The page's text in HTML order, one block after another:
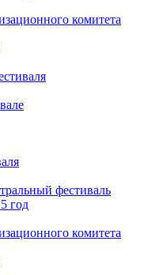
комитета
фестиваль
год
комитета